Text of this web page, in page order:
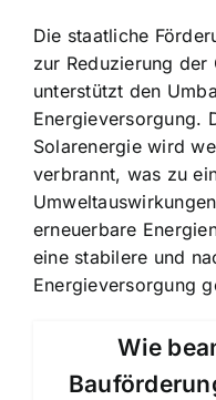
Die staatliche
zur Reduzierung der
unterstützt den
Energieversorgung.
Solarenergie wird
verbrannt, was zu
erneuerbare
eine stabilere und
Energieversorgung
Wie